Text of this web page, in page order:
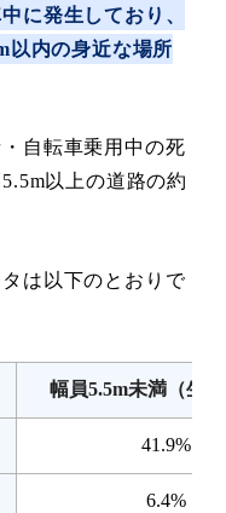
に発生しており、
以内の身近な場所
自転車乗用中の死
以上の道路の約
は以下のとおりで
幅員5.5m未満（生
41.9%
6.4%